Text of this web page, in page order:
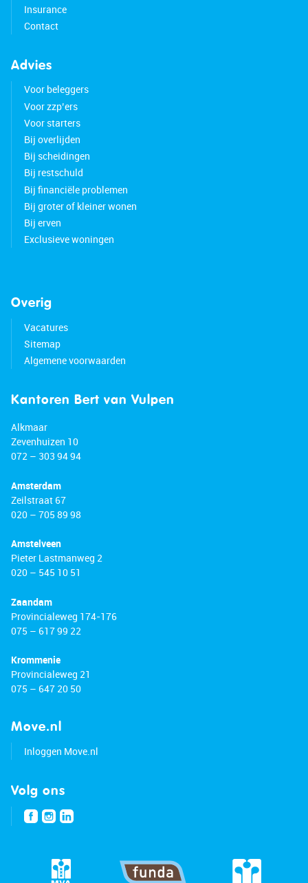
Insurance
Contact
Advies
Voor beleggers
Voor zzp’ers
Voor starters
Bij overlijden
Bij scheidingen
Bij restschuld
Bij financiële problemen
Bij groter of kleiner wonen
Bij erven
Exclusieve woningen
Overig
Vacatures
Sitemap
Algemene voorwaarden
Kantoren Bert van Vulpen
Alkmaar
Zevenhuizen 10
072 – 303 94 94
Amsterdam
Zeilstraat 67
020 – 705 89 98
Amstelveen
Pieter Lastmanweg 2
020 – 545 10 51
Zaandam
Provincialeweg 174-176
075 – 617 99 22
Krommenie
Provincialeweg 21
075 – 647 20 50
Move.nl
Inloggen Move.nl
Volg ons